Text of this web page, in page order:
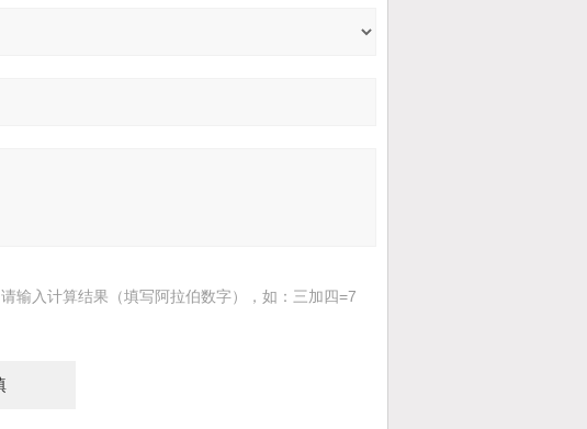
请输入计算结果（填写阿拉伯数字），如：三加四=7